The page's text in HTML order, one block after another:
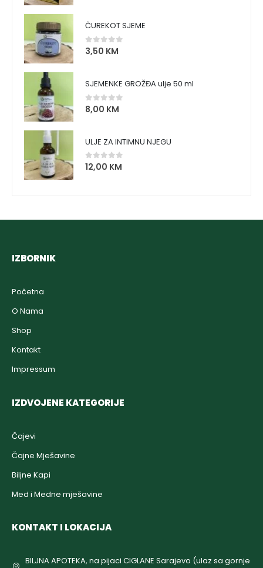
ČUREKOT SJEME
0 out of 5
3,50 KM
SJEMENKE GROŽĐA ulje 50 ml
0 out of 5
8,00 KM
ULJE ZA INTIMNU NJEGU
0out of 5
12,00 KM
IZBORNIK
Početna
O Nama
Shop
Kontakt
Impressum
IZDVOJENE KATEGORIJE
Čajevi
Čajne Mješavine
Biljne Kapi
Med i Medne mješavine
KONTAKT I LOKACIJA
BILJNA APOTEKA, na pijaci CIGLANE Sarajevo (ulaz sa gornje